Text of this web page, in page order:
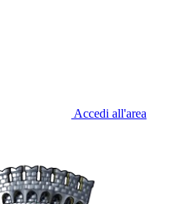
Accedi all'area